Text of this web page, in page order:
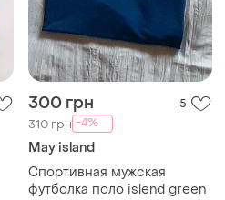
300 грн 5
310 грн -4%
May island
Спортивная мужская
футболка поло islend green